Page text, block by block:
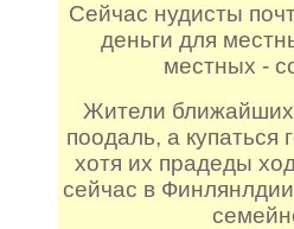
Сейчас нудисты
деньги для
местных -
Жители ближайших
поодаль, а
хотя их прадеды
сейчас в